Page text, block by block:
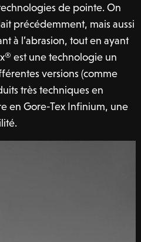
de pointe. On
précédemment, mais aussi
à l’abrasion, tout en ayant
est une technologie un
versions (comme
très techniques en
en Gore-Tex Infinium, une